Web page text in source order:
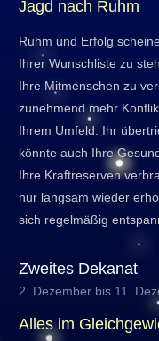
Jagd nach Ruhm
Ruhm und Erfolg
Ihrer Wunschliste zu
Ihre Mitmenschen zu
zunehmend mehr
Ihrem Umfeld. Ihr
könnte auch Ihre
Ihre Kraftreserven
nur langsam wieder
sich regelmäßig
Zweites Dekanat
2. Dezember bis 11.
Alles im